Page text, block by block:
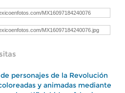
personajes de la Revolución
y animadas mediante